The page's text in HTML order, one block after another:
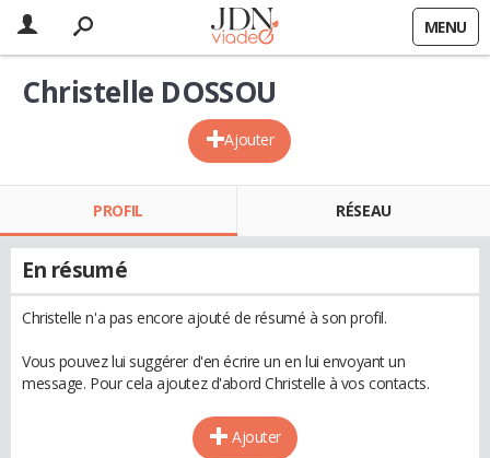
MENU
Ajouter
Christelle DOSSOU
PROFIL RÉSEAU
En résumé
Christelle n'a pas encore ajouté de résumé à son profil.
Vous pouvez lui suggérer d'en écrire un en lui envoyant un
message. Pour cela ajoutez d'abord Christelle à vos contacts.
Ajouter